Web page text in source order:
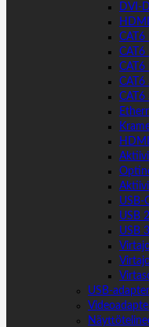
DVI-
CAT6
CAT6
CAT6
CAT6
CAT6
USB-
USB
USB
USB-